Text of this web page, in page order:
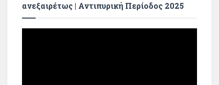
ανεξαιρέτως | Αντιπυρική Περίοδος 2025